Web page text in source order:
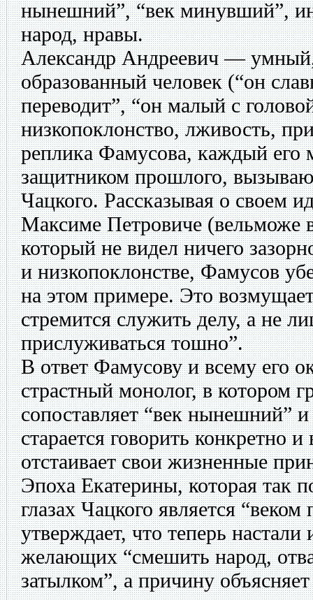
нынешний”, “век минувший”,
народ, нравы.
Александр Андреевич —
образованный человек (“он
переводит”, “он малый с
низкопоклонство, лживость,
реплика Фамусова, каждый его
защитником прошлого,
Чацкого. Рассказывая о своем
Максиме Петровиче (вельможе
который не видел ничего
и низкопоклонстве, Фамусов
на этом примере. Это
стремится служить делу, а не
прислуживаться тошно”.
В ответ Фамусову и всему его
страстный монолог, в котором
сопоставляет “век нынешний”
старается говорить конкретно
отстаивает свои жизненные
Эпоха Екатерины, которая так
глазах Чацкого является
утверждает, что теперь
желающих “смешить народ,
затылком”, а причину